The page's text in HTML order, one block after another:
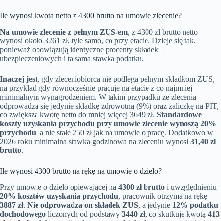
Ile wynosi kwota netto z 4300 brutto na umowie zlecenie?
Na umowie zlecenie z pełnym ZUS-em, z 4300 zł brutto netto
wynosi około 3261 zł, tyle samo, co przy etacie. Dzieje się tak,
ponieważ obowiązują identyczne procenty składek
ubezpieczeniowych i ta sama stawka podatku.
Inaczej jest, gdy zleceniobiorca nie podlega pełnym składkom ZUS,
na przykład gdy równocześnie pracuje na etacie z co najmniej
minimalnym wynagrodzeniem. W takim przypadku ze zlecenia
odprowadza się jedynie składkę zdrowotną (9%) oraz zaliczkę na PIT,
co zwiększa kwotę netto do mniej więcej 3649 zł. Standardowe
koszty uzyskania przychodu przy umowie zlecenie wynoszą 20%
przychodu, a nie stałe 250 zł jak na umowie o pracę. Dodatkowo w
2026 roku minimalna stawka godzinowa na zleceniu wynosi 31,40 zł
brutto.
Ile wynosi 4300 brutto na rękę na umowie o dzieło?
Przy umowie o dzieło opiewającej na 4300 zł brutto i uwzględnieniu
20% kosztów uzyskania przychodu, pracownik otrzyma na rękę
3887 zł. Nie odprowadza on składek ZUS, a jedynie 12% podatku
dochodowego liczonych od podstawy 3440 zł, co skutkuje kwotą 413